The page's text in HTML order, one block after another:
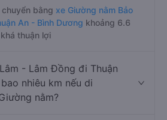
bằng xe Giường nằm Bảo
An - Bình Dương khoảng 6.6
thuận lợi
- Lâm Đồng đi Thuận
nhiêu km nếu di
nằm?